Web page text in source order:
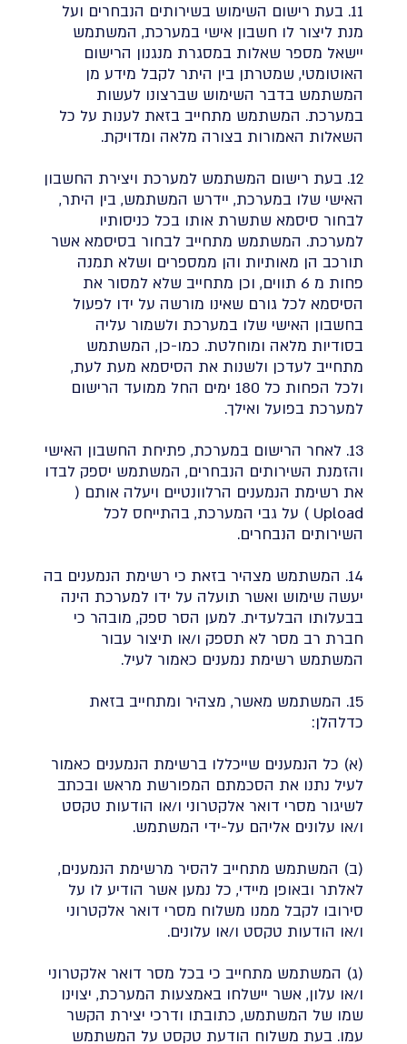
11. בעת רישום השימוש בשירותים הנבחרים ועל
מנת ליצור לו חשבון אישי במערכת, המשתמש
יישאל מספר שאלות במסגרת מנגנון הרישום
האוטומטי, שמטרתן בין היתר לקבל מידע מן
המשתמש בדבר השימוש שברצונו לעשות
במערכת. המשתמש מתחייב בזאת לענות על כל
השאלות האמורות בצורה מלאה ומדויקת.
12. בעת רישום המשתמש למערכת ויצירת החשבון
האישי שלו במערכת, יידרש המשתמש, בין היתר,
לבחור סיסמא שתשרת אותו בכל כניסותיו
למערכת. המשתמש מתחייב לבחור בסיסמא אשר
תורכב הן מאותיות והן ממספרים ושלא תמנה
פחות מ 6 תווים, וכן מתחייב שלא למסור את
הסיסמא לכל גורם שאינו מורשה על ידו לפעול
בחשבון האישי שלו במערכת ולשמור עליה
בסודיות מלאה ומוחלטת. כמו-כן, המשתמש
מתחייב לעדכן ולשנות את הסיסמא מעת לעת,
ולכל הפחות כל 180 ימים החל ממועד הרישום
למערכת בפועל ואילך.
13. לאחר הרישום במערכת, פתיחת החשבון האישי
והזמנת השירותים הנבחרים, המשתמש יספק לבדו
את רשימת הנמענים הרלוונטיים ויעלה אותם (
Upload ) על גבי המערכת, בהתייחס לכל
השירותים הנבחרים.
14. המשתמש מצהיר בזאת כי רשימת הנמענים בה
יעשה שימוש ואשר תועלה על ידו למערכת הינה
בבעלותו הבלעדית. למען הסר ספק, מובהר כי
חברת רב מסר לא תספק ו/או תיצור עבור
המשתמש רשימת נמענים כאמור לעיל.
15. המשתמש מאשר, מצהיר ומתחייב בזאת
כדלהלן:
(א) כל הנמענים שייכללו ברשימת הנמענים כאמור
לעיל נתנו את הסכמתם המפורשת מראש ובכתב
לשיגור מסרי דואר אלקטרוני ו/או הודעות טקסט
ו/או עלונים אליהם על-ידי המשתמש.
(ב) המשתמש מתחייב להסיר מרשימת הנמענים,
לאלתר ובאופן מיידי, כל נמען אשר הודיע לו על
סירובו לקבל ממנו משלוח מסרי דואר אלקטרוני
ו/או הודעות טקסט ו/או עלונים.
(ג) המשתמש מתחייב כי בכל מסר דואר אלקטרוני
ו/או עלון, אשר יישלחו באמצעות המערכת, יצוינו
שמו של המשתמש, כתובתו ודרכי יצירת הקשר
עמו. בעת משלוח הודעת טקסט על המשתמש